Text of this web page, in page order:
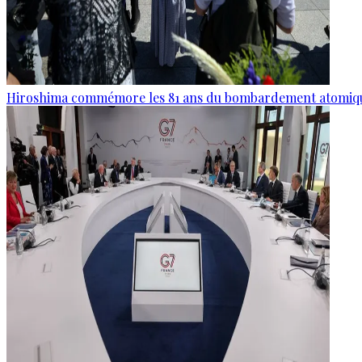
Hiroshima commémore les 81 ans du bombardement